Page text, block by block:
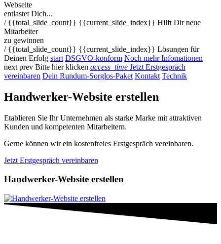
Webseite
entlastet Dich...
/ {{total_slide_count}} {{current_slide_index}} Hilft Dir neue
Mitarbeiter
zu gewinnen
/ {{total_slide_count}} {{current_slide_index}} Lösungen für
Deinen Erfolg start DSGVO-konform Noch mehr Infomationen
next prev Bitte hier klicken access_time Jetzt Erstgespräch
vereinbaren Dein Rundum-Sorglos-Paket Kontakt Technik
Handwerker-Website erstellen
Etablieren Sie Ihr Unternehmen als starke Marke mit attraktiven
Kunden und kompetenten Mitarbeitern.
Gerne können wir ein kostenfreies Erstgespräch vereinbaren.
Jetzt Erstgespräch vereinbaren
Handwerker-Website erstellen